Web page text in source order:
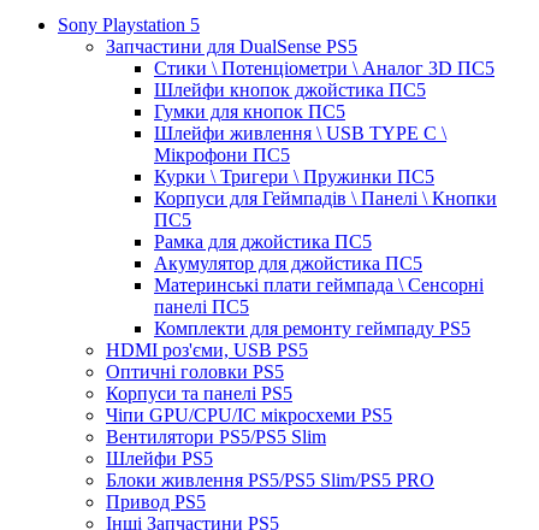
Sony Playstation 5
Запчастини для DualSense PS5
Стики \ Потенціометри \ Аналог 3D ПС5
Шлейфи кнопок джойстика ПС5
Гумки для кнопок ПС5
Шлейфи живлення \ USB TYPE C \
Мікрофони ПС5
Курки \ Тригери \ Пружинки ПС5
Корпуси для Геймпадів \ Панелі \ Кнопки
ПС5
Рамка для джойстика ПС5
Акумулятор для джойстика ПС5
Материнські плати геймпада \ Сенсорні
панелі ПС5
Комплекти для ремонту геймпаду PS5
HDMI роз'єми, USB PS5
Оптичні головки PS5
Корпуси та панелі PS5
Чіпи GPU/CPU/IC мікросхеми PS5
Вентилятори PS5/PS5 Slim
Шлейфи PS5
Блоки живлення PS5/PS5 Slim/PS5 PRO
Привод PS5
Інші Запчастини PS5